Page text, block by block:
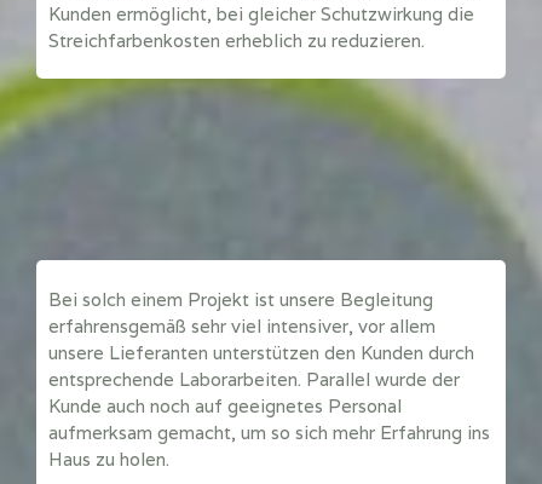
Kunden ermöglicht, bei gleicher Schutzwirkung die
Streichfarbenkosten erheblich zu reduzieren.
Bei solch einem Projekt ist unsere Begleitung
erfahrensgemäß sehr viel intensiver, vor allem
unsere Lieferanten unterstützen den Kunden durch
entsprechende Laborarbeiten. Parallel wurde der
Kunde auch noch auf geeignetes Personal
aufmerksam gemacht, um so sich mehr Erfahrung ins
Haus zu holen.